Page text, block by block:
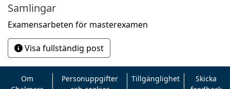
Samlingar
Examensarbeten för masterexamen
Visa fullständig post
Om
Personuppgifter
Tillgänglighet
Skicka